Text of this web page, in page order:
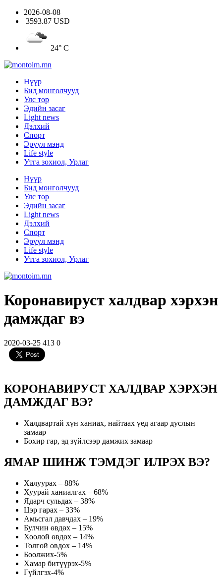
2026-08-08
3593.87 USD
24° C
Нүүр
Бид монголчууд
Улс төр
Эдийн засаг
Light news
Дэлхий
Спорт
Эрүүл мэнд
Life style
Утга зохиол, Урлаг
Нүүр
Бид монголчууд
Улс төр
Эдийн засаг
Light news
Дэлхий
Спорт
Эрүүл мэнд
Life style
Утга зохиол, Урлаг
Коронавируст халдвар хэрхэн
дамждаг вэ
2020-03-25 413 0
КОРОНАВИРУСТ ХАЛДВАР ХЭРХЭН
ДАМЖДАГ ВЭ?
Халдвартай хүн ханиах, найтаах үед агаар дуслын
замаар
Бохир гар, эд зүйлсээр дамжих замаар
ЯМАР ШИНЖ ТЭМДЭГ ИЛРЭХ ВЭ?
Халуурах – 88%
Хуурай ханиалгах – 68%
Ядарч сульдах – 38%
Цэр гарах – 33%
Амьсгал давчдах – 19%
Булчин өвдөх – 15%
Хоолой өвдөх – 14%
Толгой өвдөх – 14%
Бөөлжих-5%
Хамар битүүрэх-5%
Гүйлгэх-4%